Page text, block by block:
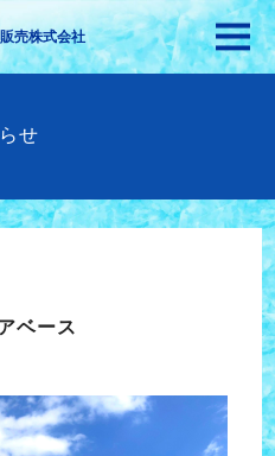
売株式会社
せ
ベース